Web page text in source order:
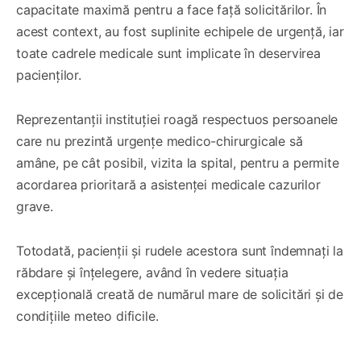
capacitate maximă pentru a face față solicitărilor. În
acest context, au fost suplinite echipele de urgență, iar
toate cadrele medicale sunt implicate în deservirea
pacienților.
Reprezentanții instituției roagă respectuos persoanele
care nu prezintă urgențe medico-chirurgicale să
amâne, pe cât posibil, vizita la spital, pentru a permite
acordarea prioritară a asistenței medicale cazurilor
grave.
Totodată, pacienții și rudele acestora sunt îndemnați la
răbdare și înțelegere, având în vedere situația
excepțională creată de numărul mare de solicitări și de
condițiile meteo dificile.